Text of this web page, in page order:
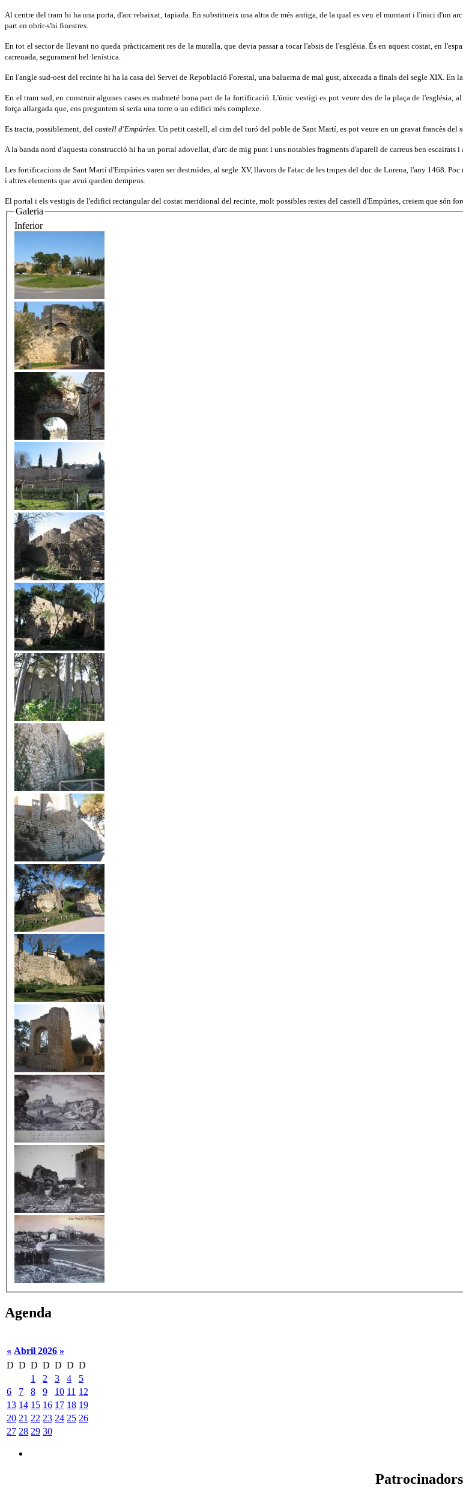
Al centre del tram hi ha una porta, d'arc rebaixat, tapiada. En substitueix una altra de més antiga, de la qual es veu el muntant i l'inici d'un
part en obrir-s'hi finestres.
En tot el sector de llevant no queda pràcticament res de la muralla, que devia passar a tocar l'absis de l'església. És en aquest costat, en
carreuada, segurament hel·lenística.
En l'angle sud-oest del recinte hi ha la casa del Servei de Repoblació Forestal, una baluerna de mal gust, aixecada a finals del segle XIX. En
En el tram sud, en construir algunes cases es malmeté bona part de la fortificació. L'únic vestigi es pot veure des de la plaça de l'església,
força allargada que, ens preguntem si seria una torre o un edifici més complexe.
Es tracta, possiblement, del castell d'Empúries. Un petit castell, al cim del turó del poble de Sant Martí, es pot veure en un gravat francès del
A la banda nord d'aquesta construcció hi ha un portal adovellat, d'arc de mig punt i uns notables fragments d'aparell de carreus ben escairats
Les fortificacions de Sant Martí d'Empúries varen ser destruïdes, al segle XV, llavors de l'atac de les tropes del duc de Lorena, l'any 1468.
i altres elements que avui queden dempeus.
El portal i els vestigis de l'edifici rectangular del costat meridional del recinte, molt possibles restes del castell d'Empúries, creiem que són
Galeria
Inferior
Agenda
« Abril 2026 »
D D D D D D D
1
2 3 4
5
6
7 8 9 10 11 12
13 14 15 16 17 18 19
20 21 22 23 24 25 26
27 28 29 30
Patrocinadors